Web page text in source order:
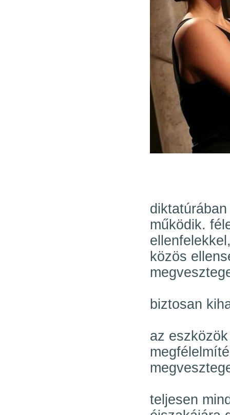
működik.
közös
biztosan
az
teljesen